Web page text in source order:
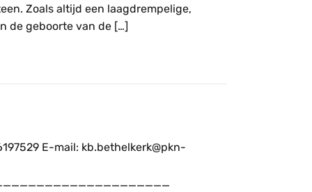
Zoals altijd een laagdrempelige,
de geboorte van de […]
E-mail: kb.bethelkerk@pkn-